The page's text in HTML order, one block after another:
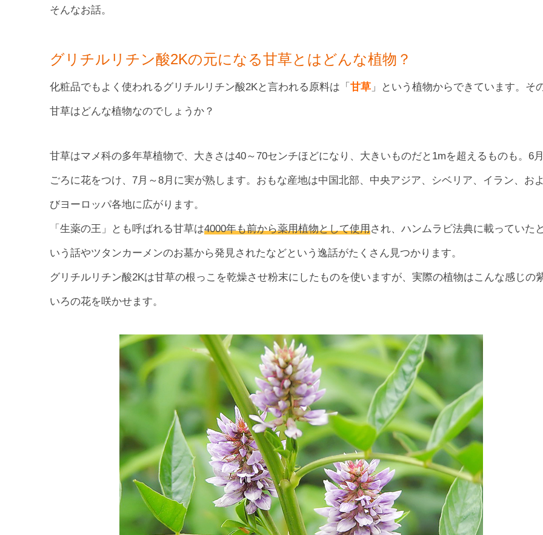
そんなお話。
グリチルリチン酸2Kの元になる甘草とはどんな植物？
化粧品でもよく使われるグリチルリチン酸2Kと言われる原料は「 甘草 」という植物からできています。そ
甘草はどんな植物なのでしょうか？
甘草はマメ科の多年草植物で、大きさは40～70センチほどになり、大きいものだと1mを超えるものも。6月
ごろに花をつけ、7月～8月に実が熟します。おもな産地は中国北部、中央アジア、シベリア、イラン、およ
びヨーロッパ各地に広がります。
「生薬の王」とも呼ばれる甘草は4000年も前から薬用植物として使用され、ハンムラビ法典に載っていたと
いう話やツタンカーメンのお墓から発見されたなどという逸話がたくさん見つかります。
グリチルリチン酸2Kは甘草の根っこを乾燥させ粉末にしたものを使いますが、実際の植物はこんな感じの
いろの花を咲かせます。